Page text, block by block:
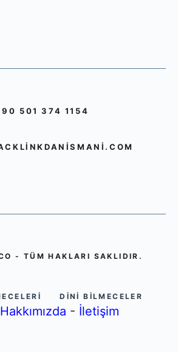
501 374 1154
- TÜM HAKLARI SAKLIDIR.
DINI BILMECELER
Hakkımızda - İletişim